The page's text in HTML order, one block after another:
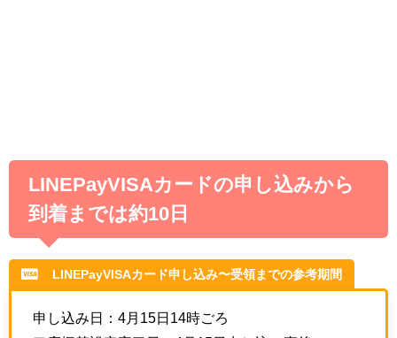
LINEPayVISAカードの申し込みから
到着までは約10日
LINEPayVISAカード申し込み〜受領までの参考期間
申し込み日：4月15日14時ごろ